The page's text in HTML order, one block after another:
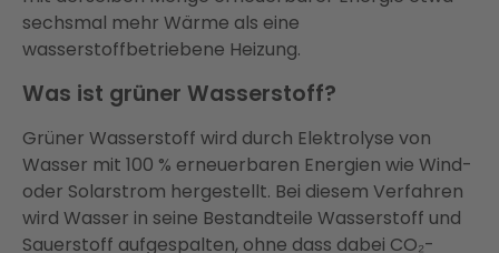
sechsmal mehr Wärme als eine
wasserstoffbetriebene Heizung.
Was ist grüner Wasserstoff?
Grüner Wasserstoff wird durch Elektrolyse von
Wasser mit 100 % erneuerbaren Energien wie Wind-
oder Solarstrom hergestellt. Bei diesem Verfahren
wird Wasser in seine Bestandteile Wasserstoff und
Sauerstoff aufgespalten, ohne dass dabei CO₂-